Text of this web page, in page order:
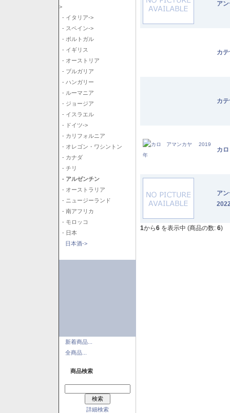
>
- イタリア->
- スペイン->
- ポルトガル
- イギリス
- オーストリア
- ブルガリア
- ハンガリー
- ルーマニア
- ジョージア
- イスラエル
- ドイツ->
- カリフォルニア
- オレゴン・ワシントン
- カナダ
- チリ
- アルゼンチン
- オーストラリア
- ニュージーランド
- 南アフリカ
- モロッコ
- 日本
日本酒->
新着商品...
全商品...
商品検索
詳細検索
ア
カ
カ
カ
ア
1から6 を表示中 (商品の数: 6)